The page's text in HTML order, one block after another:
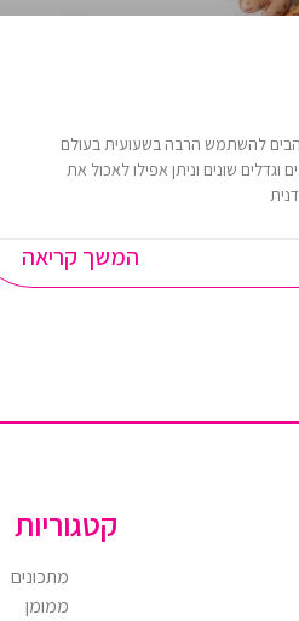
להשתמש הרבה בשעועית בעולם
שונים וניתן אפילו לאכול את
המשך קריאה
קטגוריות
מתכונים
ממומן